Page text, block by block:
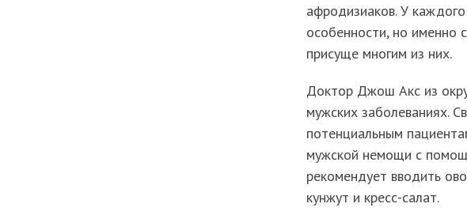
афродизиаков. У
особенности, но именно
присуще многим из них.
Доктор Джош Акс из
мужских заболеваниях.
потенциальным
мужской немощи с
рекомендует вводить
кунжут и кресс-салат.